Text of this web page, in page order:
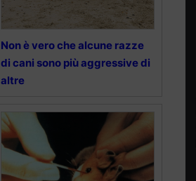
Non è vero che alcune razze
di cani sono più aggressive di
altre